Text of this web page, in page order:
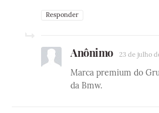
Responder
Anônimo 23 de julho
Marca premium do
da Bmw.